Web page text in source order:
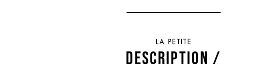
LA PETITE
DESCRIPTION /